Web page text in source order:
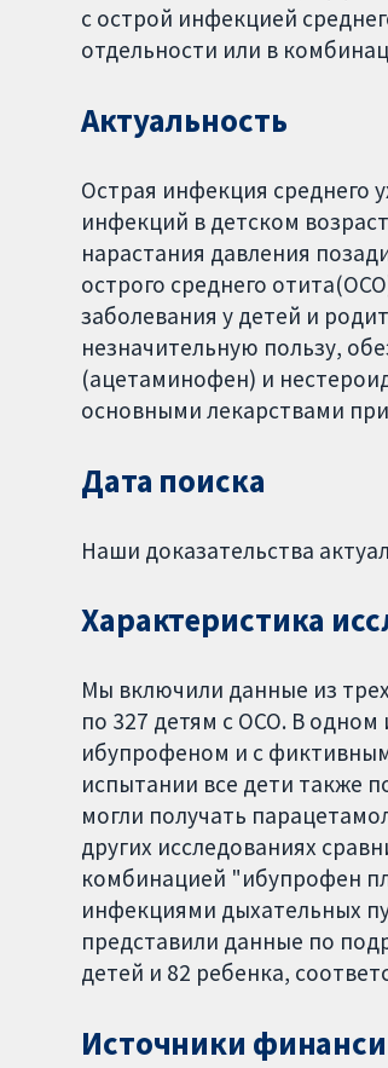
с острой инфекцией
отдельности или в
Актуальность
Острая инфекция среднего
инфекций в детском
нарастания давления
острого среднего
заболевания у детей и
незначительную пользу,
(ацетаминофен) и
основными лекарствами
Дата поиска
Наши доказательства
Характеристика
Мы включили данные из
по 327 детям с ОСО. В
ибупрофеном и с
испытании все дети также
могли получать
других исследованиях
комбинацией "ибупрофен
инфекциями дыхательных
представили данные по
детей и 82 ребенка,
Источники